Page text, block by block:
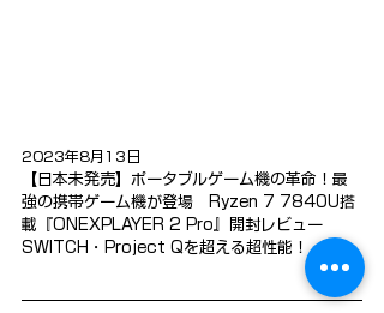
2023年8月13日
【日本未発売】ポータブルゲーム機の革命！最
強の携帯ゲーム機が登場　Ryzen 7 7840U搭
載『ONEXPLAYER 2 Pro』開封レビュー
SWITCH・Project Qを超える超性能！